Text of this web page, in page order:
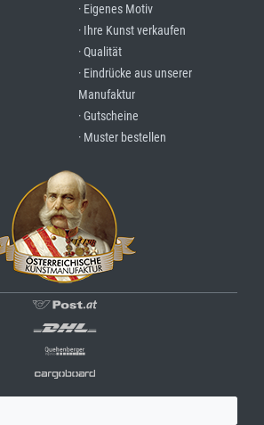
· Eigenes Motiv
· Ihre Kunst verkaufen
· Qualität
· Eindrücke aus unserer
Manufaktur
· Gutscheine
· Muster bestellen